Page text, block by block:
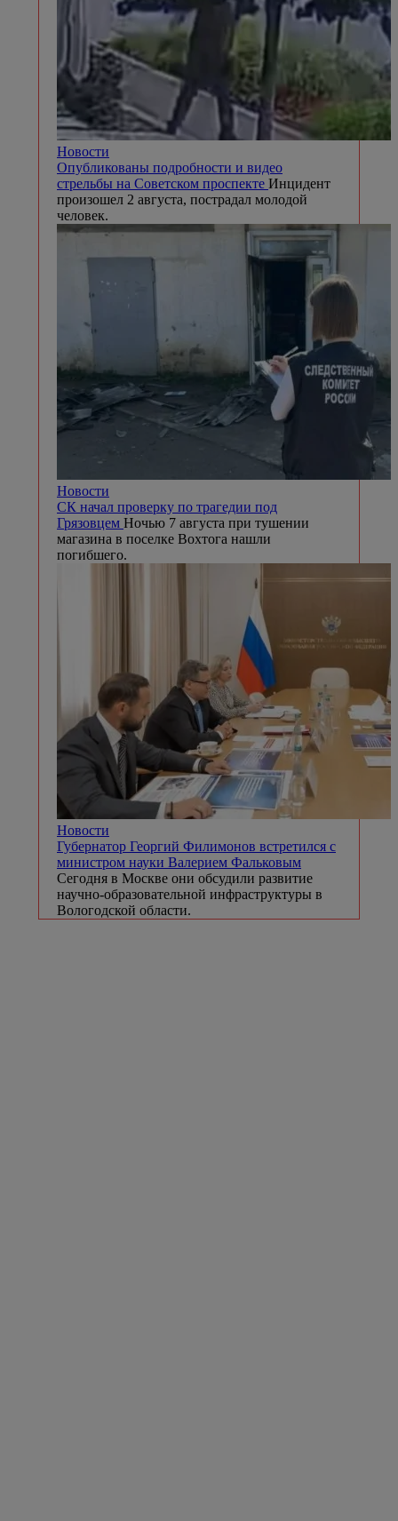
Новости
Опубликованы подробности и видео
стрельбы на Советском проспекте Инцидент
произошел 2 августа, пострадал молодой
человек.
Новости
СК начал проверку по трагедии под
Грязовцем Ночью 7 августа при тушении
магазина в поселке Вохтога нашли
погибшего.
Новости
Губернатор Георгий Филимонов встретился с
министром науки Валерием Фальковым
Сегодня в Москве они обсудили развитие
научно-образовательной инфраструктуры в
Вологодской области.